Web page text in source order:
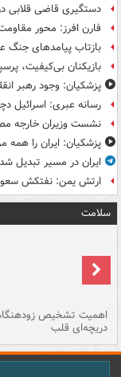
دستگیری قاضی قلابی
فارن افرز: محور
بازتاب پیامدهای جنگ
بازیکنان بی‌کیفیت،
پزشکیان: وجود رهبر
رسانه عبری: اسرائیل
نشست وزیران خارجه
پزشکیان: ایران را همه
ایران در مسیر تبدیل
ارتش یمن: نفتکش
سلامت
اهمیت تشخیص
دریچه‌ای قلب